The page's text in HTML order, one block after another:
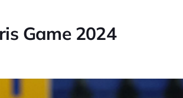
Game 2024